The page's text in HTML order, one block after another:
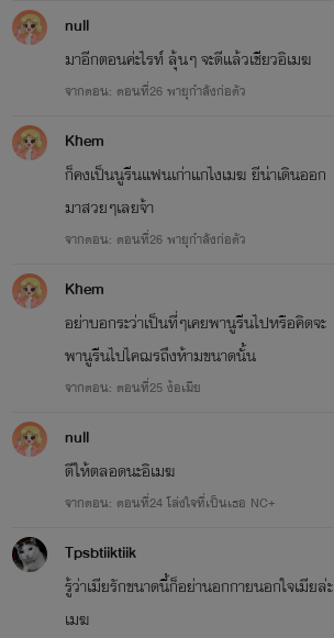
null
มาอีกตอนค่ะไรท์ ลุ้นๆ จะดีแล้วเชียวอิเมฆ
จากตอน: ตอนที่26 พายุกำลังก่อตัว
Khem
ก็คงเป็นนูรีนแฟนเก่าแกไงเมฆ ยีน่าเดินออก
มาสวยๆเลยจ้า
จากตอน: ตอนที่26 พายุกำลังก่อตัว
Khem
อย่าบอกระว่าเป็นที่ๆเคยพานูรีนไปหรือคิดจะ
พานูรีนไปไคฌรถึงห้ามขนาดนั้น
จากตอน: ตอนที่25 ง้อเมีย
null
ดีให้ตลอดนะอิเมฆ
จากตอน: ตอนที่24 โล่งใจที่เป็นเธอ NC+
Tpsbtiiktiik
รู้ว่าเมียรักขนาดนี้ก็อย่านอกกายนอกใจเมียล่ะ
เมฆ